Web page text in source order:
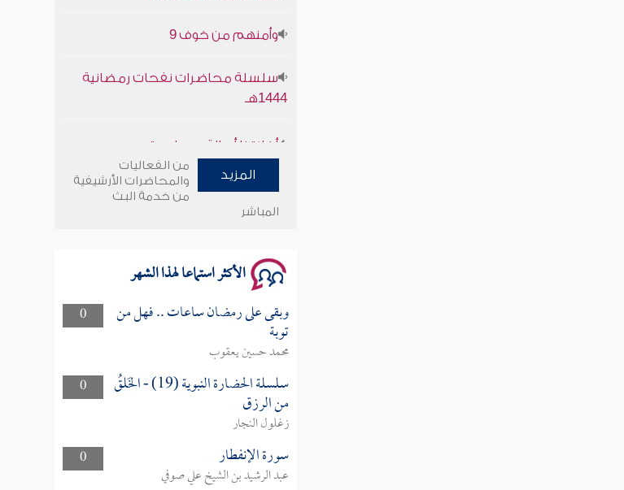
1444هـ
وأمنهم من خوف 9
سلسلة محاضرات نفحات رمضانية
المزيد
من الفعاليات
والمحاضرات الأرشيفية
من خدمة البث
المباشر
الأكثر استماعا لهذا الشهر
0 وبقى على رمضان ساعات .. فهل من
توبة
محمد حسين يعقوب
0
سلسلة الحضارة النبوية (19) - الخَلقُ
من الرزق
زغلول النجار
0
سورة الإنفطار
عبد الرشيد بن الشيخ علي صوفي